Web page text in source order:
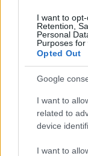
I want to
Retention,
Personal
Purposes for
Opted Out
Google
I want to
related to
device
I want to
Blog
2009. június
Fél-mázlikNa,
érkezett ma?
Ennek most
nem is jöhetett
és ki lett fizetve